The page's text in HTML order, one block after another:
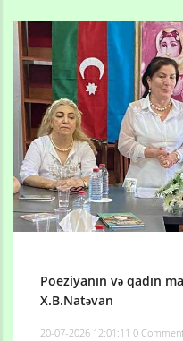
Poeziyanın və qadın
X.B.Natəvan
20-07-2026 12:01:11 0